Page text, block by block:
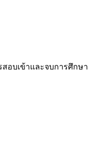
สอบเข้าและจบการศึกษา